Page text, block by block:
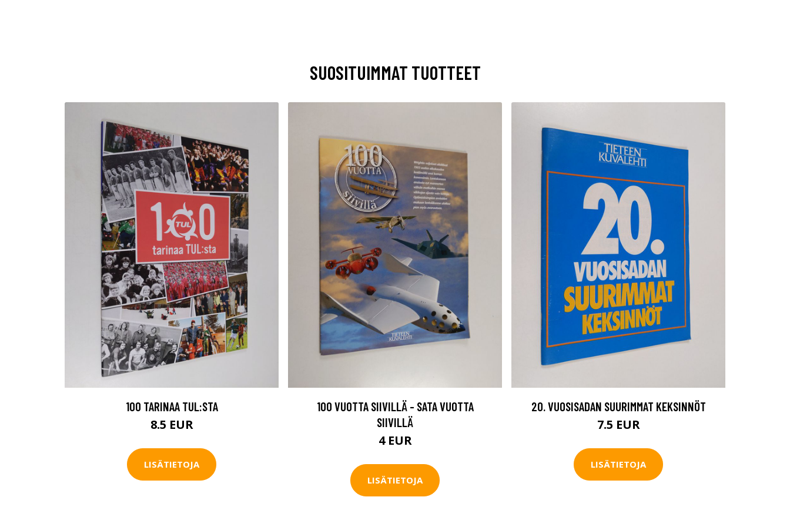
SUOSITUIMMAT TUOTTEET
100 TARINAA TUL:STA
8.5 EUR
LISÄTIETOJA
100 VUOTTA SIIVILLÄ - SATA VUOTTA
SIIVILLÄ
4 EUR
LISÄTIETOJA
20. VUOSISADAN SUURIMMAT KEKSINNÖT
7.5 EUR
LISÄTIETOJA